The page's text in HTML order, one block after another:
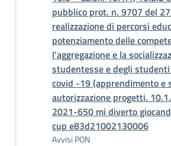
pubblico prot. n. 9707 del
realizzazione di percorsi
potenziamento delle
l’aggregazione e la
studentesse e degli
covid -19 (apprendimento e
autorizzazione progetti.
2021-650 mi diverto
cup e83d21002130006
Avvisi PON